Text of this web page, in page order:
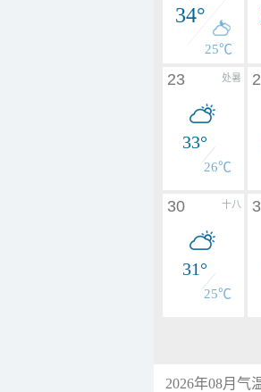
34°
25℃
处暑
23
33°
26℃
十八
30
31°
25℃
2026年08月气